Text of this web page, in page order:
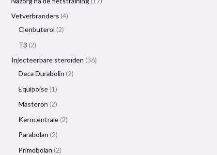
Vetverbranders 4
Clenbuterol 2
T3 2
Injecteerbare steroïden 36
Deca Durabolin 2
Equipoise 1
Masteron 2
Kerncentrale 2
Parabolan 2
Primobolan 2